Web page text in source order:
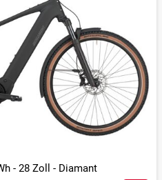
- 28 Zoll - Diamant